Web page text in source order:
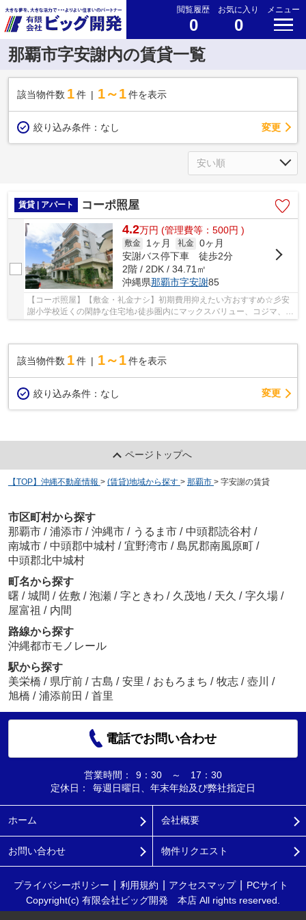
閲覧履歴
0
お気に入り
0
メニュー
那覇市字安謝内の賃貸一覧
該当物件数 1件 1～1 件を表示
絞り込み条件： なし 変更
賃貸 | アパート コーポ照屋
4.2万円 (管理費等：500円 )
敷金 1ヶ月 礼金 0ヶ月
安謝バス停下車 徒歩2分
2階 / 2DK / 34.71㎡
沖縄県那覇市字安謝85
【コーポ照屋】【敷金・礼金ナシ】初期費用抑えたい方おすすめ☆彡安
謝小学校近くの閑静な住宅地♪徒歩圏内にマックスバリュー、コジマ、安
該当物件数 1件 1～1 件を表示
絞り込み条件： なし 変更
ページトップへ
【TOP】沖縄不動産情報 > (賃貸)地域から探す > 那覇市 > 字安謝の賃貸
市区町村から探す
那覇市 / 浦添市 / 沖縄市 / うるま市 / 中頭郡読谷村 /
南城市 / 中頭郡中城村 / 宜野湾市 / 島尻郡南風原町 /
中頭郡北中城村
町名から探す
曙 / 城間 / 佐敷 / 泡瀬 / 字ときわ / 久茂地 / 天久 / 字久場 /
屋富祖 / 内間
路線から探す
沖縄都市モノレール
駅から探す
美栄橋 / 県庁前 / 古島 / 安里 / おもろまち / 牧志 / 壺川
/
旭橋 / 浦添前田 / 首里
電話でお問い合わせ
営業時間：
9：30 ～ 17：30
定休日：
毎週日曜日、年末年始及び弊社指定日
ホーム 会社概要
お問い合わせ 物件リクエスト
プライバシーポリシー 利用規約 アクセスマップ
PCサイト
Copyright(c) 有限会社ビッグ開発 本店 All rights reserved.